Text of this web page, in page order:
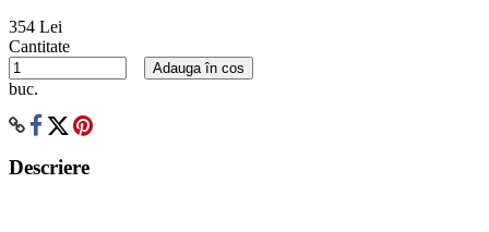
354 Lei
Cantitate
buc.
Adauga în cos
Descriere